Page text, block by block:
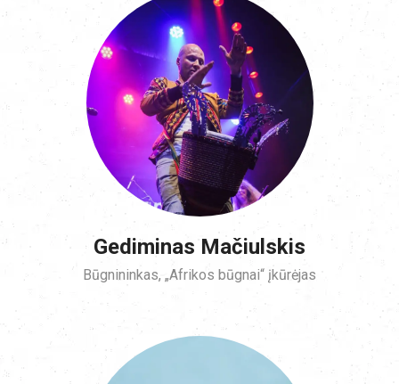
Gediminas Mačiulskis
Būgnininkas, „Afrikos būgnai“ įkūrėjas